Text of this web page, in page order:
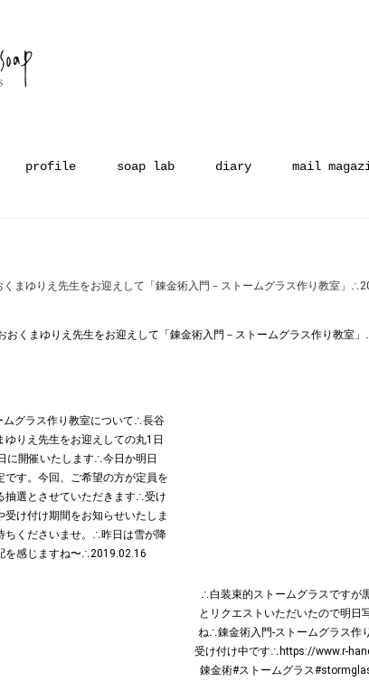
profile soap lab diary mail
まゆりえ先生をお迎えして「錬金術入門－ストームグラス作り教室」
グラス作り教室について∴長谷
ゆりえ先生をお迎えしての丸1日
に開催いたします︎∴今日か明日
です。今回、ご希望の方が定員を
抽選とさせていただきます︎∴受け
受け付け期間をお知らせいたしま
ちくださいませ。∴昨日は雪が降
を感じますね〜︎∴2019.02.16
∴白装束的ストームグラスですが
とリクエストいただいたので明日
ね︎∴錬金術入門-ストームグラス作
受け付け中です︎∴https://www.r-
錬金術#ストームグラス